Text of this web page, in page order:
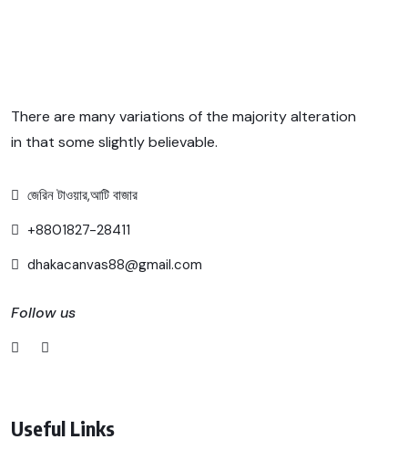
There are many variations of the majority alteration
in that some slightly believable.
জেরিন টাওয়ার,আটি বাজার
+8801827-28411
dhakacanvas88@gmail.com
Follow us
Useful Links